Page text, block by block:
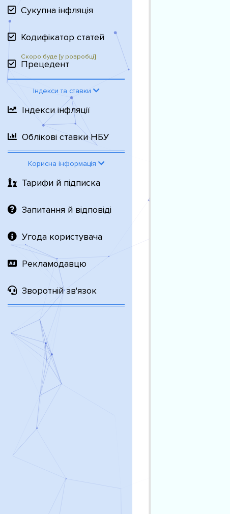
Сукупна інфляція
Кодифікатор статей
Прецедент
Індекси та ставки
Індекси інфляції
Облікові ставки НБУ
Корисна інформація
Тарифи й підписка
Запитання й відповіді
Угода користувача
Рекламодавцю
Зворотній зв'язок